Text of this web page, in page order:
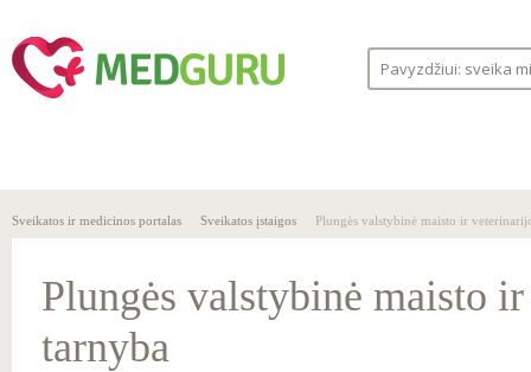
Sveikatos ir medicinos portalas Sveikatos įstaigos Plungės valstybinė maisto ir
Plungės valstybinė maisto
tarnyba